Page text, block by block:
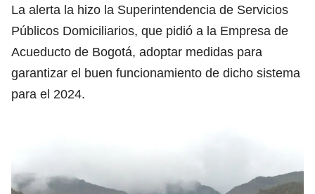
La alerta la hizo la Superintendencia de Servicios
Públicos Domiciliarios, que pidió a la Empresa de
Acueducto de Bogotá, adoptar medidas para
garantizar el buen funcionamiento de dicho sistema
para el 2024.